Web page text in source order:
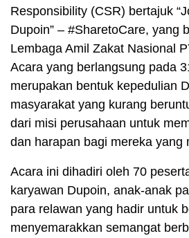
Responsibility (CSR) bertajuk
Dupoin” – #SharetoCare, yang
Lembaga Amil Zakat Nasional
Acara yang berlangsung pada
merupakan bentuk kepedulian
masyarakat yang kurang
dari misi perusahaan untuk
dan harapan bagi mereka yang
Acara ini dihadiri oleh 70
karyawan Dupoin, anak-anak
para relawan yang hadir untuk
menyemarakkan semangat